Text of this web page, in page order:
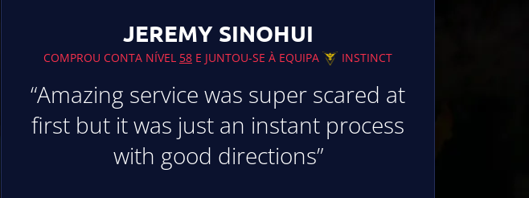
JEREMY SINOHUI
COMPROU CONTA NÍVEL 58 E JUNTOU-SE À EQUIPA INSTINCT
“Amazing service was super scared at
first but it was just an instant process
with good directions”